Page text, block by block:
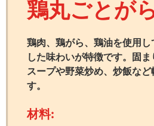
鶏丸ごとが
鶏肉、鶏がら、鶏油を使用
した味わいが特徴です。固
スープや野菜炒め、炒飯な
す。
材料: